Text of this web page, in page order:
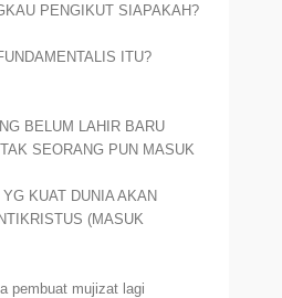
PENGIKUT SIAPAKAH?
ITU?
BELUM LAHIR BARU
SEORANG PUN MASUK
KUAT DUNIA AKAN
(MASUK
pembuat mujizat lagi